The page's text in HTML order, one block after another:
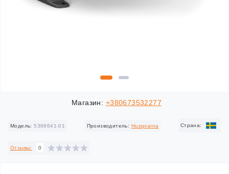
Магазин: +380673532277
Модель: 5366641-01 Производитель: Husqvarna Cтрана:
Отзывы: 0